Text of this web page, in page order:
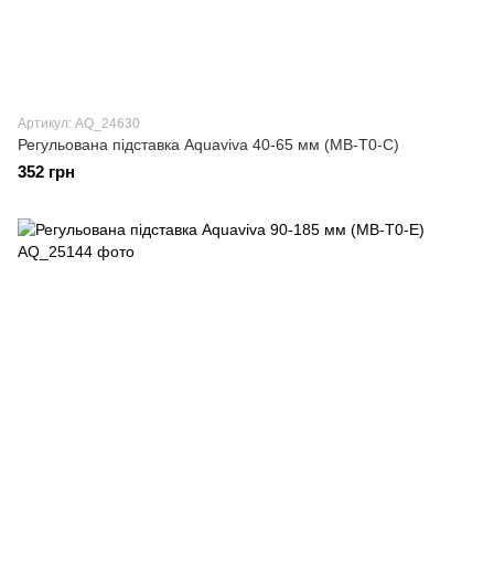
Артикул: AQ_24630
Регульована підставка Aquaviva 40-65 мм (MB-T0-C)
352 грн